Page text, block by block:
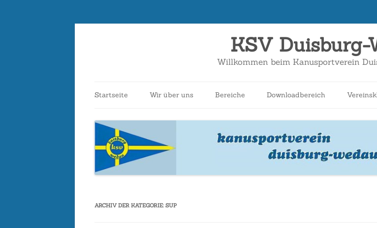
KSV Duisburg-
Willkommen beim Kanusportverein
Inhalt
springen
Startseite Wir über uns
Ansprechpartner*innen
Vereinsbeitritt
Bereiche
Schüler*innen
Breitensport
Downloadbereich
ARCHIV DER KATEGORIE: SUP